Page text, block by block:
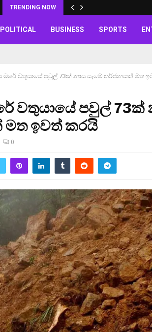
TRENDING NOW
POLITICAL BUSINESS SPORTS
වතුයායේ පවුල් 73ක් නාය යෑමේ තර්ජනයක් මත
වතුයායේ පවුල් 73ක්
මත ඉවත් කරයි
0